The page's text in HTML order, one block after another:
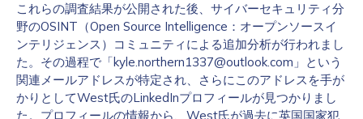
これらの調査結果が公開された後、サイバーセキュリティ分
野のOSINT（Open Source Intelligence：オープンソースイ
ンテリジェンス）コミュニティによる追加分析が行われまし
た。その過程で「kyle.northern1337@outlook.com 」という
関連メールアドレスが特定され、さらにこのアドレスを手が
かりとしてWest氏のLinkedInプロフィールが見つかりまし
た。プロフィールの情報から、West氏が過去に英国国家犯